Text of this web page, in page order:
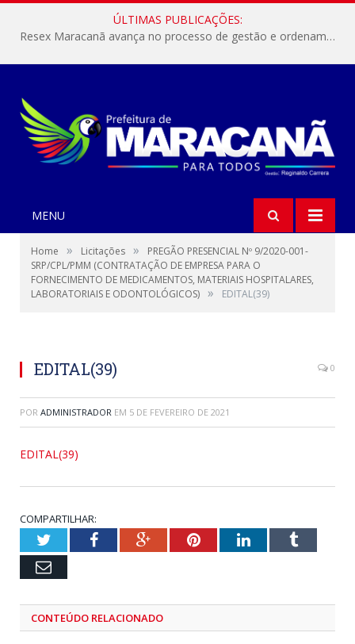
ÚLTIMAS PUBLICAÇÕES:
Resex Maracanã avança no processo de gestão e ordenamento do turismo em nossas áreas protegidas.
MENU
Home » Licitações »
PREGÃO PRESENCIAL Nº 9/2020-001-
SRP/CPL/PMM (CONTRATAÇÃO DE EMPRESA PARA O
FORNECIMENTO DE MEDICAMENTOS, MATERIAIS HOSPITALARES,
LABORATORIAIS E ODONTOLÓGICOS) » EDITAL(39)
EDITAL(39) 0
POR ADMINISTRADOR EM 5 DE FEVEREIRO DE 2021
EDITAL(39)
COMPARTILHAR:
TwitterFacebookGoogle+PinterestLinkedInTumblr
Email
CONTEÚDO RELACIONADO